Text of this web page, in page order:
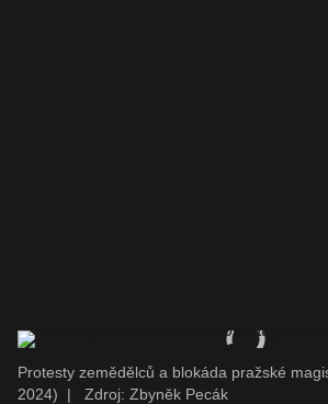
Protesty zemědělců a blokáda pražské
2024)
| Zdroj: Zbyněk Pecák